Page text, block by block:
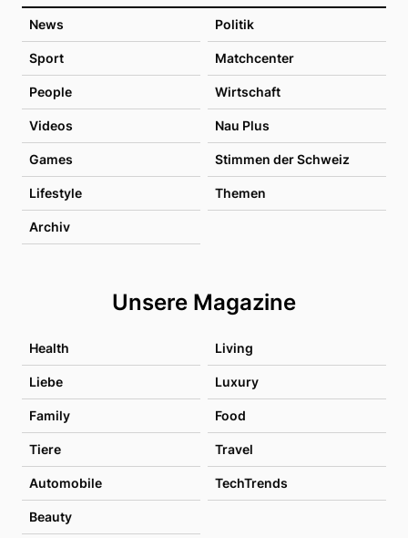
News Politik
Sport Matchcenter
People Wirtschaft
Videos Nau Plus
Games Stimmen der Schweiz
Lifestyle Themen
Archiv
Unsere Magazine
Health Living
Liebe Luxury
Family Food
Tiere Travel
Automobile TechTrends
Beauty